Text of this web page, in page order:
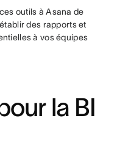
outils à Asana de
des rapports et
à vos équipes
la BI